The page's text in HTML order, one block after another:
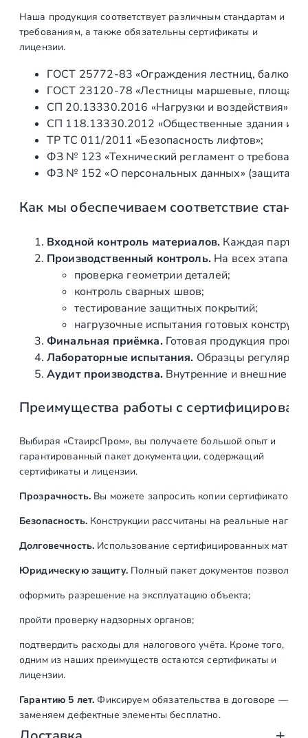
4
д
е
р
ж
а
л
м
и
л
я
р
п
л
е
е
о
р
г
и
р
у
Наша продукция соответствует различным стандартам и
требованиям, а также обязательны сертификаты и
лицензии.
ГОСТ 25772‑83 «Ограждения лестниц,
ГОСТ 23120‑78 «Лестницы маршевые,
СП 20.13330.2016 «Нагрузки и воздействия»
СП 118.13330.2012 «Общественные здания и
ТР ТС 011/2011 «Безопасность лифтов»;
ФЗ № 123 «Технический регламент о
ФЗ № 152 «О персональных данных» (защита
Как мы обеспечиваем соответствие
Входной контроль материалов. Каждая партия
Производственный контроль.На всех этапах
проверка геометрии деталей;
контроль сварных швов;
тестирование защитных покрытий;
нагрузочные испытания готовых
Финальная приёмка.Готовая продукция
Лабораторные испытания. Образцы регулярно
Аудит производства.Внутренние и внешние
Преимущества работы с
Выбирая «СтаирсПром», вы получаете большой опыт и
гарантированный пакет документации, содержащий
сертификаты и лицензии.
Прозрачность.Вы можете запросить копии сертификатов
Безопасность.Конструкции рассчитаны на реальные
Долговечность. Использование сертифицированных
Юридическую защиту.Полный пакет документов позволяет:
оформить разрешение на эксплуатацию объекта;
пройти проверку надзорных органов;
подтвердить расходы для налогового учёта. Кроме того,
одним из наших преимуществ остаются сертификаты и
лицензии.
Гарантию 5 лет. Фиксируем обязательства в договоре —
заменяем дефектные элементы бесплатно.